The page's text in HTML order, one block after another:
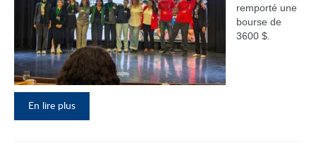
remporté une
bourse de
3600 $.
En lire plus